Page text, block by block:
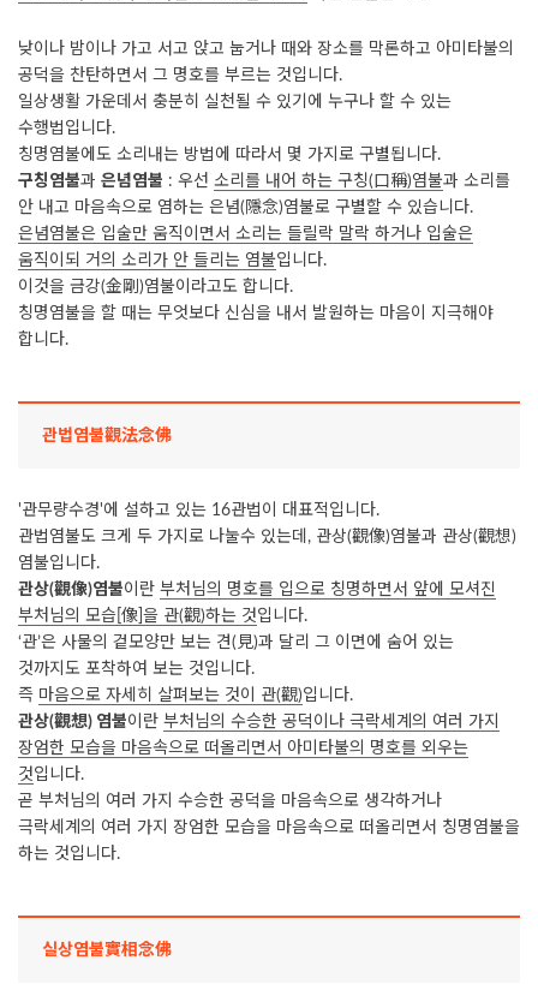
낮이나 밤이나 가고 서고 앉고 눕거나 때와 장소를 막론하고 아미타불의
공덕을 찬탄하면서 그 명호를 부르는 것입니다.
일상생활 가운데서 충분히 실천될 수 있기에 누구나 할 수 있는
수행법입니다.
칭명염불에도 소리내는 방법에 따라서 몇 가지로 구별됩니다.
구칭염불과 은념염불 : 우선 소리를 내어 하는 구칭(口稱)염불과 소리를
안 내고 마음속으로 염하는 은념(隱念)염불로 구별할 수 있습니다.
은념염불은 입술만 움직이면서 소리는 들릴락 말락 하거나 입술은
움직이되 거의 소리가 안 들리는 염불입니다.
이것을 금강(金剛)염불이라고도 합니다.
칭명염불을 할 때는 무엇보다 신심을 내서 발원하는 마음이 지극해야
합니다.
관법염불觀法念佛
'관무량수경'에 설하고 있는 16관법이 대표적입니다.
관법염불도 크게 두 가지로 나눌수 있는데, 관상(觀像)염불과 관상(觀想)
염불입니다.
관상(觀像)염불이란 부처님의 명호를 입으로 칭명하면서 앞에 모셔진
부처님의 모습[像]을 관(觀)하는 것입니다.
‘관’은 사물의 겉모양만 보는 견(見)과 달리 그 이면에 숨어 있는
것까지도 포착하여 보는 것입니다.
즉 마음으로 자세히 살펴보는 것이 관(觀)입니다.
관상(觀想) 염불이란 부처님의 수승한 공덕이나 극락세계의 여러 가지
장엄한 모습을 마음속으로 떠올리면서 아미타불의 명호를 외우는
것입니다.
곧 부처님의 여러 가지 수승한 공덕을 마음속으로 생각하거나
극락세계의 여러 가지 장엄한 모습을 마음속으로 떠올리면서 칭명염불을
하는 것입니다.
실상염불實相念佛